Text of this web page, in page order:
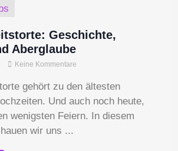
Geschichte,
Aberglaube
Keine Kommentare
gehört zu den ältesten
Und auch noch heute,
wenigsten Feiern. In diesem
wir uns ...